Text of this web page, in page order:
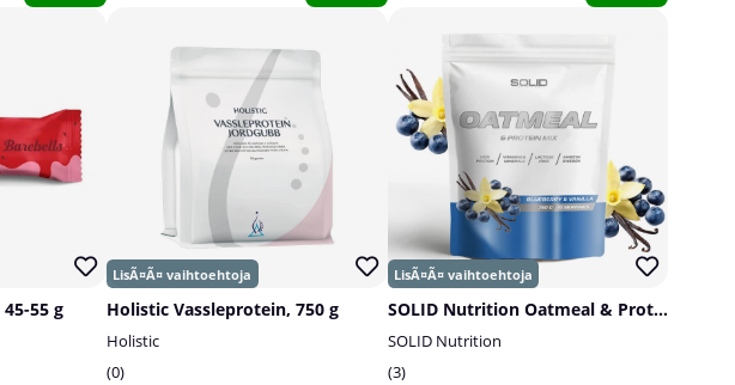
55 g Holistic Vassleprotein, 750 g
Holistic
0
SOLID Nutrition Oatmeal & Protein Mix, 750 g
SOLID Nutrition
3